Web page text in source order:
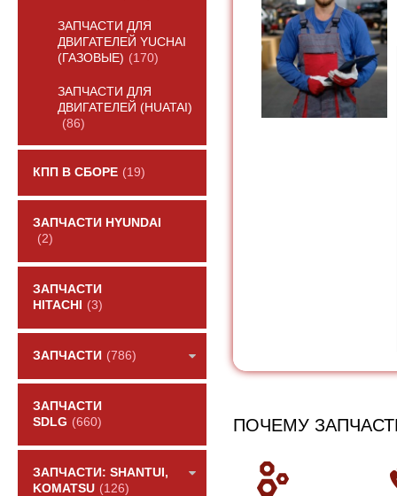
ЗАПЧАСТИ ДЛЯ
ДВИГАТЕЛЕЙ YUCHAI
(ГАЗОВЫЕ) (170)
ЗАПЧАСТИ ДЛЯ
ДВИГАТЕЛЕЙ (HUATAI)
(86)
КПП В СБОРЕ (19)
ЗАПЧАСТИ HYUNDAI
(2)
ЗАПЧАСТИ
HITACHI
(3)
ЗАПЧАСТИ (786)
ЗАПЧАСТИ
SDLG (660)
ЗАПЧАСТИ: SHANTUI,
KOMATSU (126)
ПОЧЕМУ